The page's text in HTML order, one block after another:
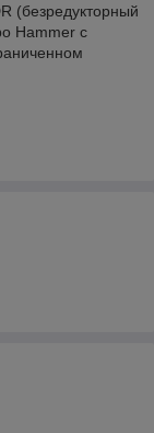
(безредукторный
Hammer с